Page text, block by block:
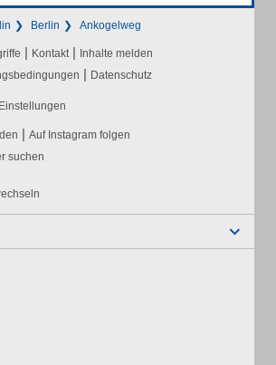
Berlin Ankogelweg
| Kontakt | Inhalte melden
| Datenschutz
| Auf Instagram folgen
suchen